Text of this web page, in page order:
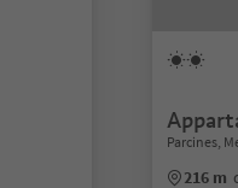
Parcines,
216 m